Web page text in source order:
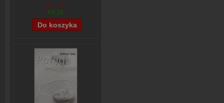
€12,16
€9,18